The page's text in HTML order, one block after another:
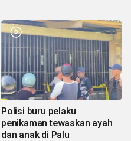
Polisi buru pelaku
penikaman tewaskan ayah
dan anak di Palu